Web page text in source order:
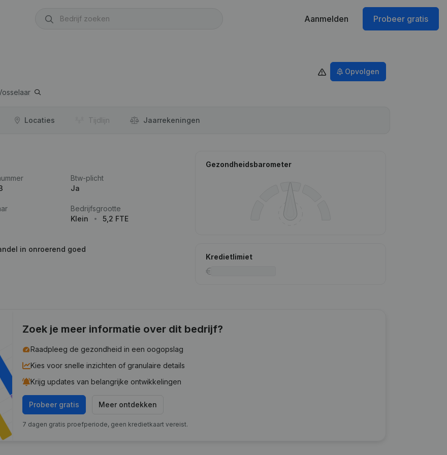
Aanmelden Probeer gratis
Opvolgen
Locaties Tijdlijn Jaar­rekeningen
Btw-plicht
Ja
Bedrijfsgrootte
Klein
5,2 FTE
in onroerend goed
Gezondheidsbarometer
Kredietlimiet
Zoek je meer informatie over dit bedrijf?
Raadpleeg de gezondheid in een oogopslag
Kies voor snelle inzichten of granulaire details
Krijg updates van belangrijke ontwikkelingen
Probeer gratis Meer ontdekken
7 dagen gratis proefperiode, geen kredietkaart vereist.